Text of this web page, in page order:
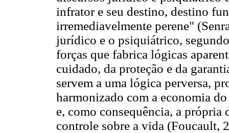
infrator e seu destino, destino
irremediavelmente perene"
jurídico e o psiquiátrico,
forças que fabrica lógicas
cuidado, da proteção e da
servem a uma lógica perversa,
harmonizado com a economia
e, como consequência, a própria
controle sobre a vida (Foucault,